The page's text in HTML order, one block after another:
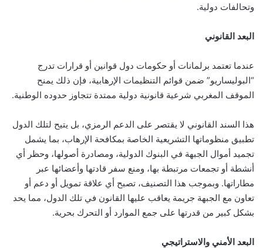
وتحالفات دولية.
البعد القانوني
عندما تعتمد برلمانات أو حكومات دول قوانين أو قرارات تدرج
“البوليساريو” ضمن قوائم التنظيمات الإرهابية، فإن ذلك يمنح
الموقف المغربي شرعية قانونية دولية ممتدة تتجاوز حدوده الوطنية.
هذا السند القانوني لا يقتصر على الدعم الرمزي، بل يتيح لتلك الدول
تطبيق منظوماتها التشريعية الخاصة بمكافحة الإرهاب، بما يشمل
تجميد أموال الجبهة في البنوك الدولية، ومصادرة أصولها، وحظر أي
أنشطة أو تجمعات مرتبطة بها، ومنع سفر قادتها وأعضائها عبر
مطاراتها. وبموجب هذا التصنيف، تصبح أي علاقة تمويل أو دعم أو
تعاون مع الجبهة جريمة يعاقب عليها القانون في تلك الدول، مما يحد
بشكل كبير من قدرتها على جمع الموارد أو التحرك بحرية.
البعد الأمني والاستراتيجي